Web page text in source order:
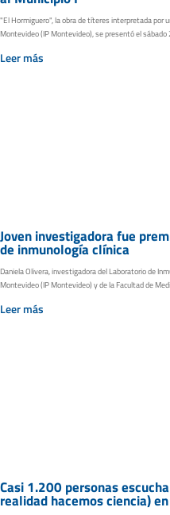
"El Hormiguero", la obra de títeres interpretada por
Montevideo (IP Montevideo), se presentó el sábado
Leer más
Joven investigadora fue
de inmunología clínica
Daniela Olivera, investigadora del Laboratorio de
Montevideo (IP Montevideo) y de la Facultad de
Leer más
Casi 1.200 personas
realidad hacemos ciencia)